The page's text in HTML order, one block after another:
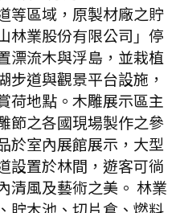
等區域，原製材廠之貯
林業股份有限公司」停
漂流木與浮島，並栽植
步道與觀景平台設施，
荷地點。木雕展示區主
節之各國現場製作之參
於室內展館展示，大型
設置於林間，遊客可徜
清風及藝術之美。 林業
貯木池、切片倉、燃料